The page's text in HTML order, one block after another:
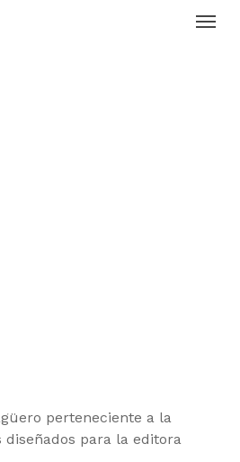
Menu
perteneciente a la
diseñados para la editora